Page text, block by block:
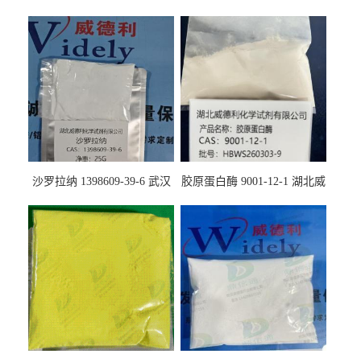
沙罗拉纳 1398609-39-6 武汉
胶原蛋白酶 9001-12-1 湖北威